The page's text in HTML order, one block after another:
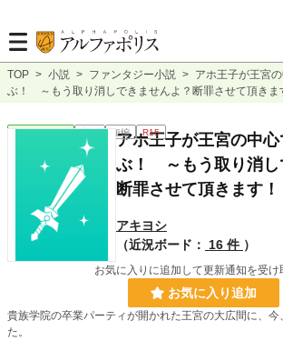
TOP > 小説 > ファンタジー小説 > アホ王子が王宮
ぶ！ ～もう取り消しできませんよ？断罪させて頂きま
ファンタジー 完結 短編 R15
アホ王子が王宮の中心
ぶ！ ～もう取り消し
断罪させて頂きます！
アキヨシ
（近況ボード：
16 件 ）
お気に入りに追加して更新通知を受け
お気に入り追加
貴族学院の卒業パーティが開かれた王宮の大広間に、
た。